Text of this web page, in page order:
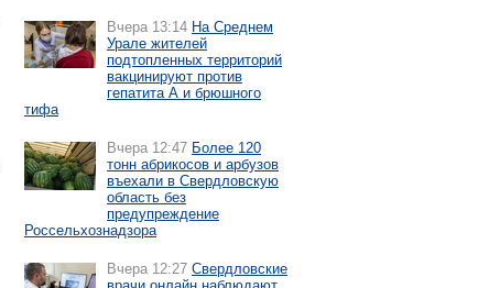
Вчера 13:14 На Среднем
Урале жителей
подтопленных территорий
вакцинируют против
гепатита А и брюшного
тифа
Вчера 12:47 Более 120
тонн абрикосов и арбузов
въехали в Свердловскую
область без
предупреждение
Россельхознадзора
Вчера 12:27 Свердловские